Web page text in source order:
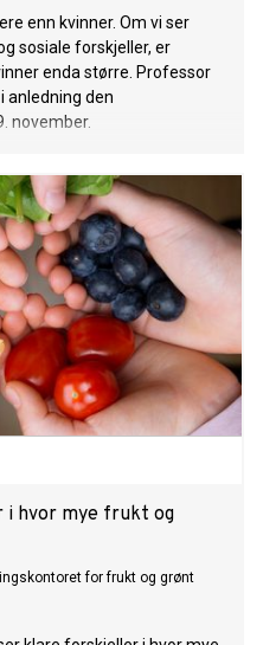
enn kvinner. Om vi ser
sosiale forskjeller, er
enda større. Professor
anledning den
november.
i hvor mye frukt og
for frukt og grønt